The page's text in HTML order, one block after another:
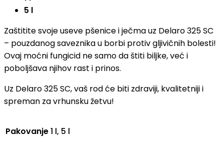
5 l
Zaštitite svoje useve pšenice i ječma uz Delaro 325 SC
– pouzdanog saveznika u borbi protiv gljivičnih bolesti!
Ovaj moćni fungicid ne samo da štiti biljke, već i
poboljšava njihov rast i prinos.
Uz Delaro 325 SC, vaš rod će biti zdraviji, kvalitetniji i
spreman za vrhunsku žetvu!
Pakovanje1 l, 5 l